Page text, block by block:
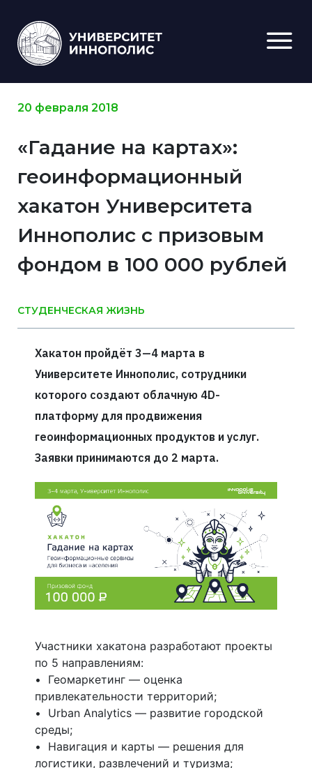
20 февраля 2018
«Гадание на картах»:
геоинформационный
хакатон Университета
Иннополис с призовым
фондом в 100 000 рублей
СТУДЕНЧЕСКАЯ ЖИЗНЬ
Хакатон пройдёт 3—4 марта в
Университете Иннополис, сотрудники
которого создают облачную 4D-
платформу для продвижения
геоинформационных продуктов и услуг.
Заявки принимаются до 2 марта.
Участники хакатона разработают проекты
по 5 направлениям:
• Геомаркетинг — оценка
привлекательности территорий;
• Urban Analytics — развитие городской
среды;
• Навигация и карты — решения для
логистики, развлечений и туризма;